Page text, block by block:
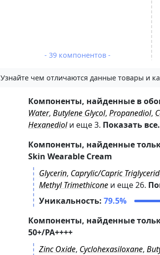
- 39 компонентов -
Узнайте чем отличаются данные товары и
Компоненты, найденные в
Water, Butylene Glycol, Propanediol,
Hexanediolи еще 3. Показать все.
Компоненты, найденные
Skin Wearable Cream
Glycerin, Caprylic/Capric
Methyl Trimethicone и еще 26.
Уникальность: 79.5%
Компоненты, найденные
50+/PA++++
Zinc Oxide, Cyclohexasiloxane,